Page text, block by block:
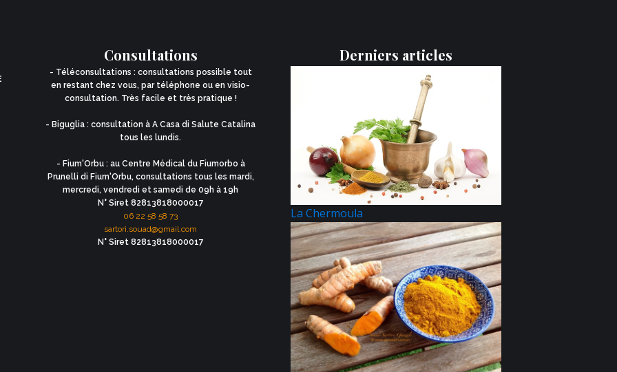
Consultations
- Téléconsultations : consultations possible tout
en restant chez vous, par téléphone ou en visio-
consultation. Très facile et très pratique !
- Biguglia : consultation à A Casa di Salute Catalina
tous les lundis.
- Fium'Orbu : au Centre Médical du Fiumorbo à
Prunelli di Fium'Orbu, consultations tous les mardi,
mercredi, vendredi et samedi de 09h à 19h
N° Siret 82813818000017
06 22 58 58 73
sartori.souad@gmail.com
N° Siret 82813818000017
Derniers articles
La Chermoula